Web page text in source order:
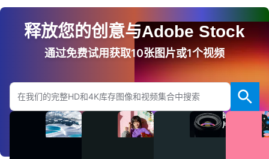
释放您的创意与Adobe Stock
通过免费试用获取10张图片或1个视频
搜索Adobe.com网站
视
频
音
频
图
片